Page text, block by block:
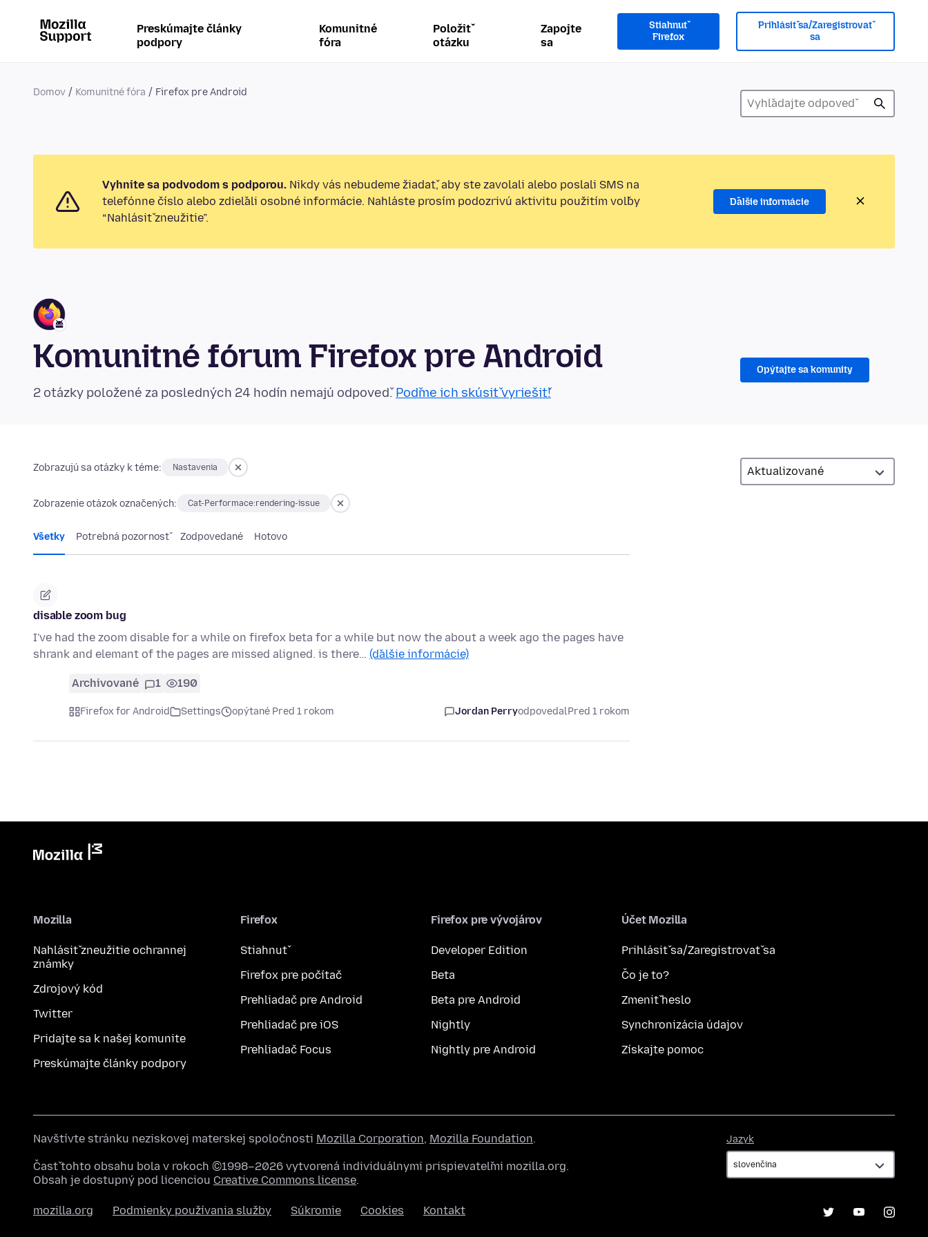
Preskúmajte články
podpory
Komunitné
fóra
Položiť
otázku
Zapojte
sa
Stiahnuť
Firefox
Prihlásiť sa/Zaregistrovať
sa
Domov Komunitné fóra Firefox pre Android
Vyhnite sa podvodom s podporou. Nikdy vás nebudeme žiadať, aby ste zavolali alebo poslali SMS na
telefónne číslo alebo zdieľali osobné informácie. Nahláste prosím podozrivú aktivitu použitím voľby
“Nahlásiť zneužitie”.
Ďalšie informácie
Komunitné fórum Firefox pre Android
2 otázky položené za posledných 24 hodín nemajú odpoveď.Poďme ich skúsiť vyriešiť!
Opýtajte sa komunity
Zobrazujú sa otázky k téme: Nastavenia
Zobrazenie otázok označených: Cat-Performace:rendering-issue
Všetky Potrebná pozornosť Zodpovedané Hotovo
disable zoom bug
I've had the zoom disable for a while on firefox beta for a while but now the about a week ago the pages have
shrank and elemant of the pages are missed aligned. is there… (ďalšie informácie)
Archivované 1 190
Firefox for Android Settings opýtané Pred 1 rokom Jordan PerryodpovedalPred 1 rokom
Mozilla
Nahlásiť zneužitie ochrannej
známky
Zdrojový kód
Twitter
Pridajte sa k našej komunite
Preskúmajte články podpory
Firefox
Stiahnuť
Firefox pre počítač
Prehliadač pre Android
Prehliadač pre iOS
Prehliadač Focus
Firefox pre vývojárov
Developer Edition
Beta
Beta pre Android
Nightly
Nightly pre Android
Účet Mozilla
Prihlásiť sa/Zaregistrovať sa
Čo je to?
Zmeniť heslo
Synchronizácia údajov
Získajte pomoc
Jazyk
Navštívte stránku neziskovej materskej spoločnosti Mozilla Corporation, Mozilla Foundation.
Časť tohto obsahu bola v rokoch ©1998–2026 vytvorená individuálnymi prispievateľmi mozilla.org.
Obsah je dostupný pod licenciou Creative Commons license.
mozilla.org Podmienky používania služby Súkromie Cookies Kontakt